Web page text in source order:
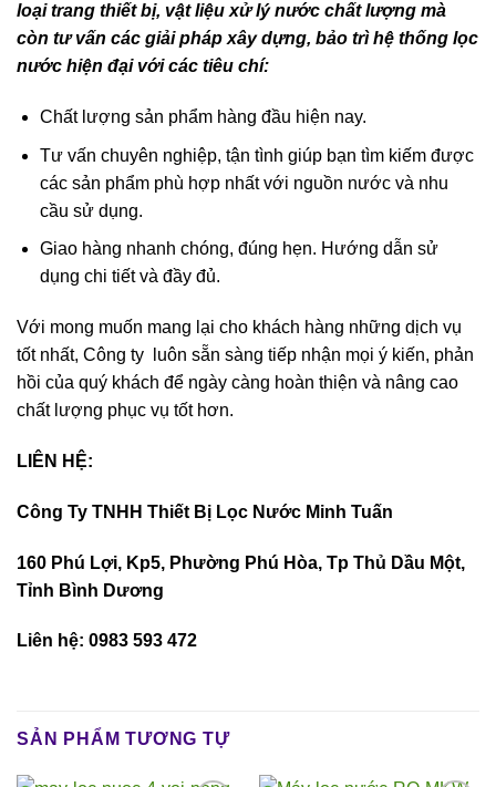
loại trang thiết bị, vật liệu xử lý nước chất lượng mà
còn tư vấn các giải pháp xây dựng, bảo trì hệ thống lọc
nước hiện đại với các tiêu chí:
Chất lượng sản phẩm hàng đầu hiện nay.
Tư vấn chuyên nghiệp, tận tình giúp bạn tìm kiếm được
các sản phẩm phù hợp nhất với nguồn nước và nhu
cầu sử dụng.
Giao hàng nhanh chóng, đúng hẹn. Hướng dẫn sử
dụng chi tiết và đầy đủ.
Với mong muốn mang lại cho khách hàng những dịch vụ
tốt nhất, Công ty luôn sẵn sàng tiếp nhận mọi ý kiến, phản
hồi của quý khách để ngày càng hoàn thiện và nâng cao
chất lượng phục vụ tốt hơn.
LIÊN HỆ:
Công Ty TNHH Thiết Bị Lọc Nước Minh Tuấn
160 Phú Lợi, Kp5, Phường Phú Hòa, Tp Thủ Dầu Một,
Tỉnh Bình Dương
Liên hệ: 0983 593 472
SẢN PHẨM TƯƠNG TỰ